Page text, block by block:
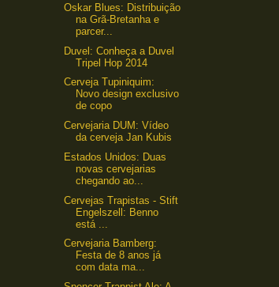
Oskar Blues: Distribuição
na Grã-Bretanha e
parcer...
Duvel: Conheça a Duvel
Tripel Hop 2014
Cerveja Tupiniquim:
Novo design exclusivo
de copo
Cervejaria DUM: Vídeo
da cerveja Jan Kubis
Estados Unidos: Duas
novas cervejarias
chegando ao...
Cervejas Trapistas - Stift
Engelszell: Benno
está ...
Cervejaria Bamberg:
Festa de 8 anos já
com data ma...